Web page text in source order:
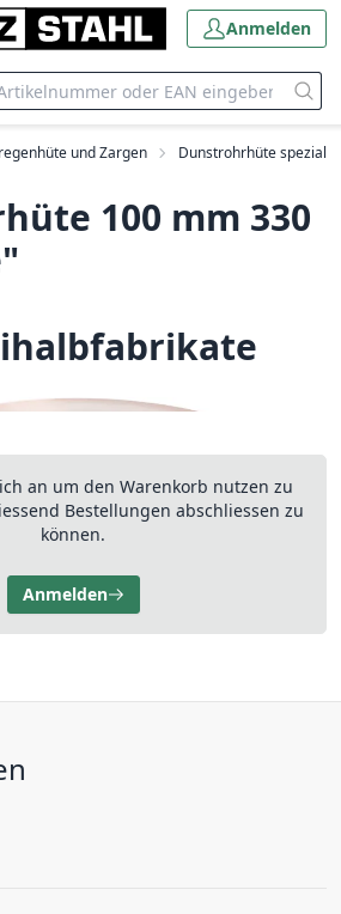
Anmelden
und Zargen Dunstrohrhüte spezial
100 mm 330
an um den Warenkorb nutzen zu
Bestellungen abschliessen zu
können.
Anmelden